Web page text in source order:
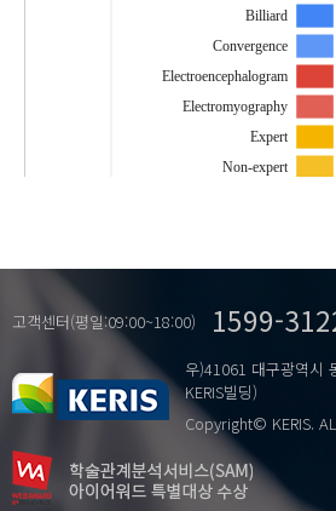
…
Billiard
Convergence
Electroencephalogram
Electromyography
Expert
Non-expert
근활성도
당구
스트로크
안드레세라노
고객센터(평일:09:00~18:00) 1599-
우)41061 대구광역시
KERIS빌딩)
Copyright© KERIS.